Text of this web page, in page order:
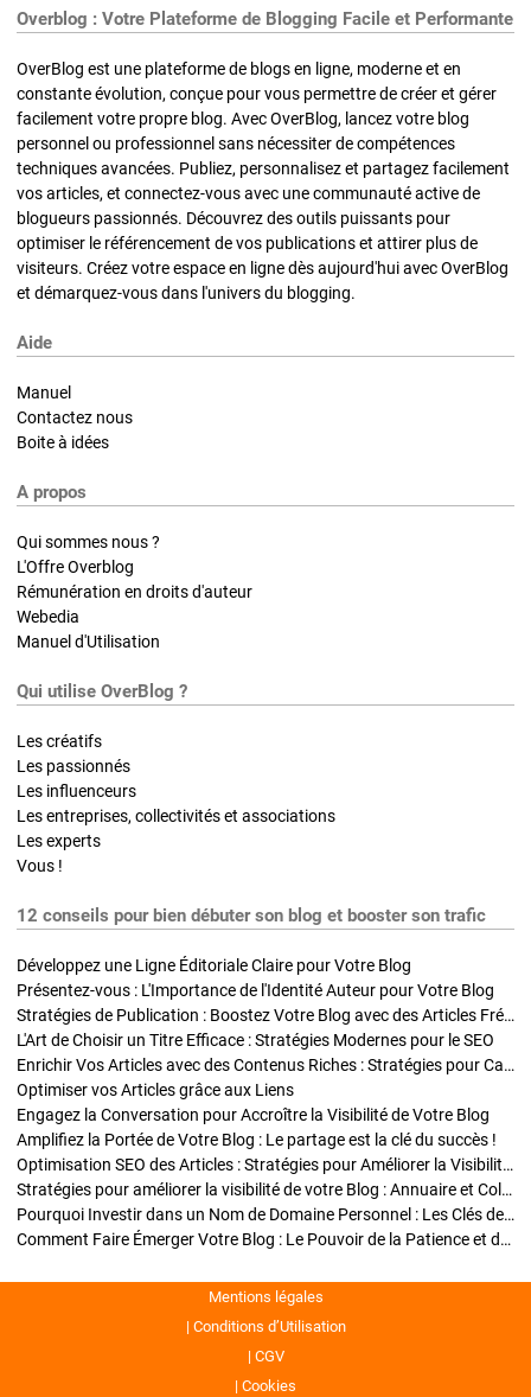
Overblog : Votre Plateforme de Blogging Facile et Performante
OverBlog est une plateforme de blogs en ligne, moderne et en
constante évolution, conçue pour vous permettre de créer et gérer
facilement votre propre blog. Avec OverBlog, lancez votre blog
personnel ou professionnel sans nécessiter de compétences
techniques avancées. Publiez, personnalisez et partagez facilement
vos articles, et connectez-vous avec une communauté active de
blogueurs passionnés. Découvrez des outils puissants pour
optimiser le référencement de vos publications et attirer plus de
visiteurs. Créez votre espace en ligne dès aujourd'hui avec OverBlog
et démarquez-vous dans l'univers du blogging.
Aide
Manuel
Contactez nous
Boite à idées
A propos
Qui sommes nous ?
L'Offre Overblog
Rémunération en droits d'auteur
Webedia
Manuel d'Utilisation
Qui utilise OverBlog ?
Les créatifs
Les passionnés
Les influenceurs
Les entreprises, collectivités et associations
Les experts
Vous !
12 conseils pour bien débuter son blog et booster son trafic
Développez une Ligne Éditoriale Claire pour Votre Blog
Présentez-vous : L'Importance de l'Identité Auteur pour Votre Blog
Stratégies de Publication : Boostez Votre Blog avec des Articles Fréquents et Exclusifs
L'Art de Choisir un Titre Efficace : Stratégies Modernes pour le SEO
Enrichir Vos Articles avec des Contenus Riches : Stratégies pour Captiver et Optimiser
Optimiser vos Articles grâce aux Liens
Engagez la Conversation pour Accroître la Visibilité de Votre Blog
Amplifiez la Portée de Votre Blog : Le partage est la clé du succès !
Optimisation SEO des Articles : Stratégies pour Améliorer la Visibilité de Votre Blog
Stratégies pour améliorer la visibilité de votre Blog : Annuaire et Collaborations
Pourquoi Investir dans un Nom de Domaine Personnel : Les Clés de la Réussite de Votre Blog
Comment Faire Émerger Votre Blog : Le Pouvoir de la Patience et de la Persévérance
Mentions légales
Conditions d’Utilisation
CGV
Cookies